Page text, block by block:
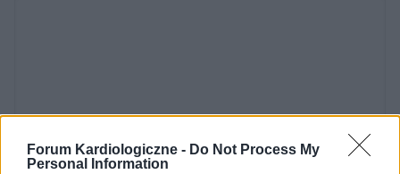
Forum Kardiologiczne - Do Not Process My
Personal Information